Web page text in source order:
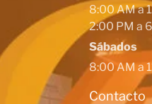
8:00 AM a
2:00 PM a
Sábados
8:00 AM a
Contacto